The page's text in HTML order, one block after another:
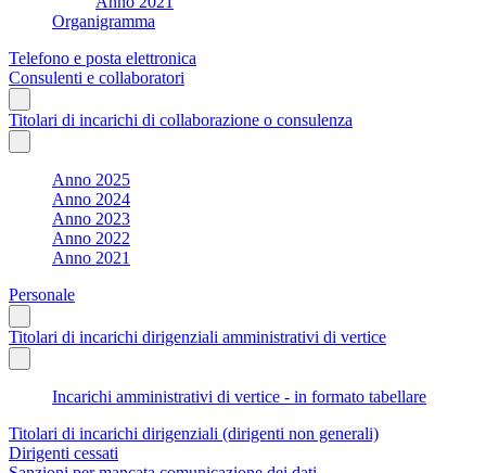
Organigramma
Telefono e posta elettronica
Consulenti e collaboratori
Titolari di incarichi di collaborazione o consulenza
Anno 2025
Anno 2024
Anno 2023
Anno 2022
Anno 2021
Personale
Titolari di incarichi dirigenziali amministrativi di vertice
Incarichi amministrativi di vertice - in formato tabellare
Titolari di incarichi dirigenziali (dirigenti non generali)
Dirigenti cessati